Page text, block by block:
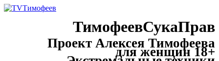
ТимофеевСукаПрав
Проект Алексея Тимофеева
для женщин 18+